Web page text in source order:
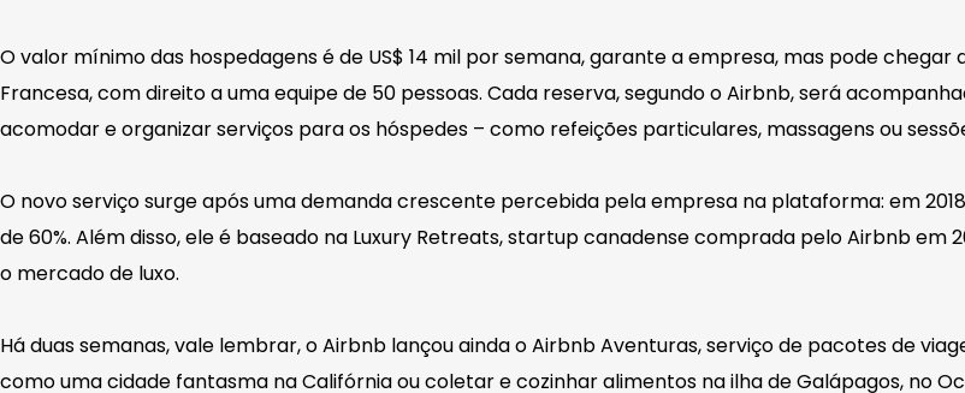
O valor mínimo das hospedagens é de US$ 14 mil por semana, garante a empresa, mas pode chegar
Francesa, com direito a uma equipe de 50 pessoas. Cada reserva, segundo o Airbnb, será
acomodar e organizar serviços para os hóspedes – como refeições particulares, massagens ou
O novo serviço surge após uma demanda crescente percebida pela empresa na plataforma: em
de 60%. Além disso, ele é baseado na Luxury Retreats, startup canadense comprada pelo Airbnb em
o mercado de luxo.
Há duas semanas, vale lembrar, o Airbnb lançou ainda o Airbnb Aventuras, serviço de pacotes de
como uma cidade fantasma na Califórnia ou coletar e cozinhar alimentos na ilha de Galápagos, no